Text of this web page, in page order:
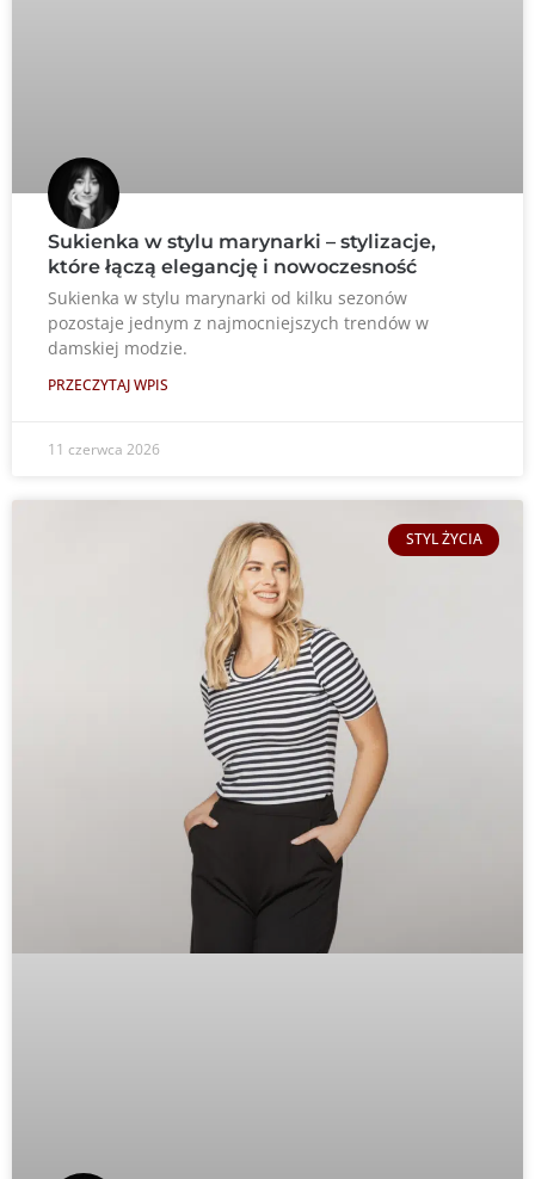
Sukienka w stylu marynarki – stylizacje,
które łączą elegancję i nowoczesność
Sukienka w stylu marynarki od kilku sezonów
pozostaje jednym z najmocniejszych trendów w
damskiej modzie.
PRZECZYTAJ WPIS
11 czerwca 2026
STYL ŻYCIA